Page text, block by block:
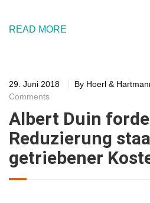
READ MORE
29. Juni 2018 By Hoerl &
Comments
Albert Duin
Reduzierung
getriebener